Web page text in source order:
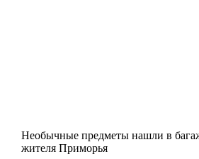
Необычные предметы нашли в
жителя Приморья